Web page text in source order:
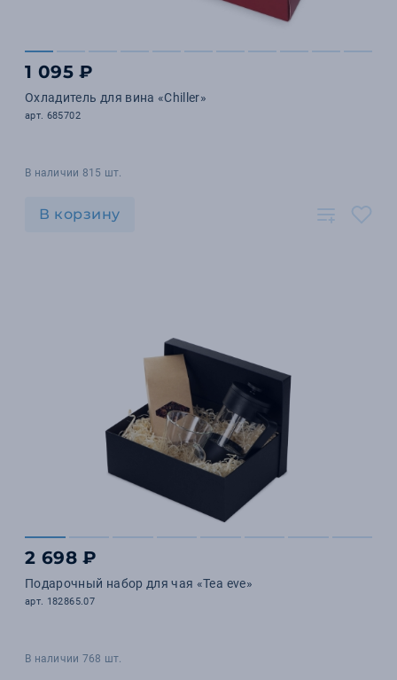
1 095 ₽
Охладитель для вина «Chiller»
арт. 685702
В наличии 815 шт.
В корзину
2 698 ₽
Подарочный набор для чая «Tea eve»
арт. 182865.07
В наличии 768 шт.